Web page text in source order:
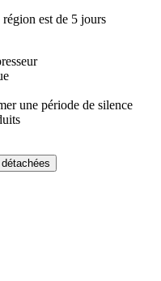
est de 5 jours
une période de silence